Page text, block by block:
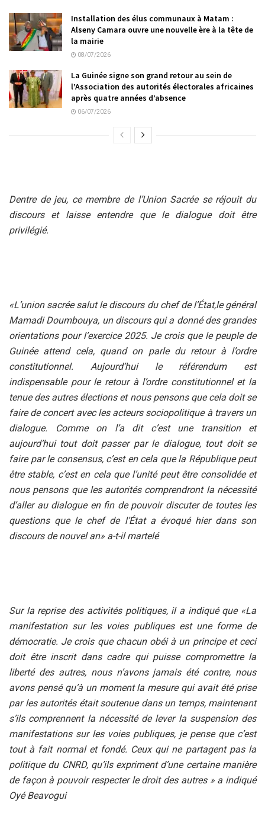
Installation des élus communaux à Matam :
Alseny Camara ouvre une nouvelle ère à la tête de
la mairie
08/07/2026
La Guinée signe son grand retour au sein de
l’Association des autorités électorales africaines
après quatre années d’absence
06/07/2026
Dentre de jeu, ce membre de l’Union Sacrée se réjouit du
discours et laisse entendre que le dialogue doit être
privilégié.
«L’union sacrée salut le discours du chef de l’État,le général
Mamadi Doumbouya, un discours qui a donné des grandes
orientations pour l’exercice 2025. Je crois que le peuple de
Guinée attend cela, quand on parle du retour à l’ordre
constitutionnel. Aujourd’hui le référendum est
indispensable pour le retour à l’ordre constitutionnel et la
tenue des autres élections et nous pensons que cela doit se
faire de concert avec les acteurs sociopolitique à travers un
dialogue. Comme on l’a dit c’est une transition et
aujourd’hui tout doit passer par le dialogue, tout doit se
faire par le consensus, c’est en cela que la République peut
être stable, c’est en cela que l’unité peut être consolidée et
nous pensons que les autorités comprendront la nécessité
d’aller au dialogue en fin de pouvoir discuter de toutes les
questions que le chef de l’État a évoqué hier dans son
discours de nouvel an» a-t-il martelé
Sur la reprise des activités politiques, il a indiqué que «La
manifestation sur les voies publiques est une forme de
démocratie. Je crois que chacun obéi à un principe et ceci
doit être inscrit dans cadre qui puisse compromettre la
liberté des autres, nous n’avons jamais été contre, nous
avons pensé qu’à un moment la mesure qui avait été prise
par les autorités était soutenue dans un temps, maintenant
s’ils comprennent la nécessité de lever la suspension des
manifestations sur les voies publiques, je pense que c’est
tout à fait normal et fondé. Ceux qui ne partagent pas la
politique du CNRD, qu’ils expriment d’une certaine manière
de façon à pouvoir respecter le droit des autres » a indiqué
Oyé Beavogui